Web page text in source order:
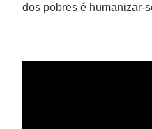
dos pobres é humanizar-